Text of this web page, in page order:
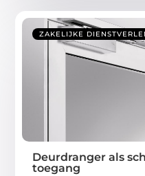
ZAKELIJKE
Deurdranger als
toegang